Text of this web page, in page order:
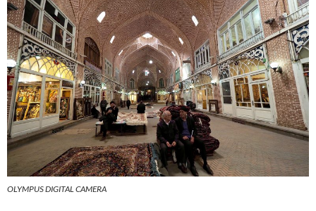
OLYMPUS DIGITAL CAMERA